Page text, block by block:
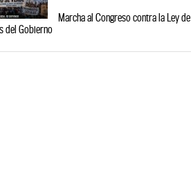
Marcha al Congreso contra la Ley de
del Gobierno